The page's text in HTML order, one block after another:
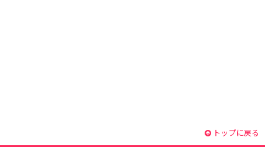
トップに戻る